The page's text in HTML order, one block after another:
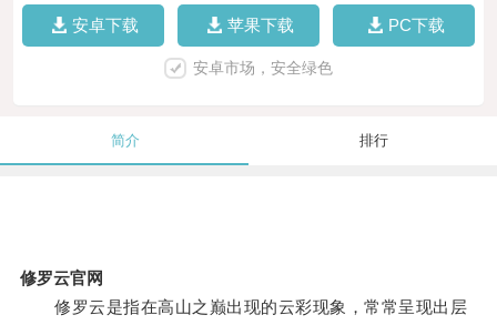
安卓下载 苹果下载 PC下载
安卓市场，安全绿色
简介 排行
修罗云官网
修罗云是指在高山之巅出现的云彩现象，常常呈现出层